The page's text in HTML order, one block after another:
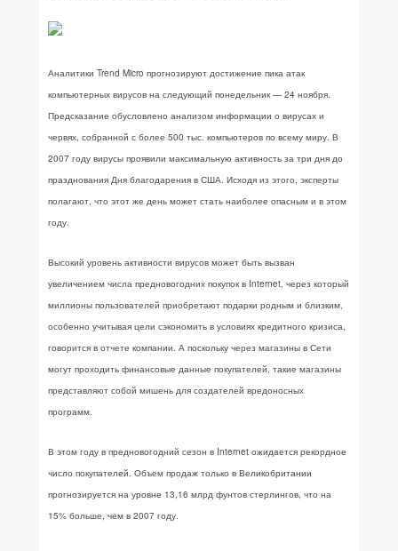
Аналитики Trend Micro прогнозируют достижение пика атак
компьютерных вирусов на следующий понедельник — 24 ноября.
Предсказание обусловлено анализом информации о вирусах и
червях, собранной с более 500 тыс. компьютеров по всему миру. В
2007 году вирусы проявили максимальную активность за три дня до
празднования Дня благодарения в США. Исходя из этого, эксперты
полагают, что этот же день может стать наиболее опасным и в этом
году.
Высокий уровень активности вирусов может быть вызван
увеличением числа предновогодних покупок в Internet, через который
миллионы пользователей приобретают подарки родным и близким,
особенно учитывая цели сэкономить в условиях кредитного кризиса,
говорится в отчете компании. А поскольку через магазины в Сети
могут проходить финансовые данные покупателей, такие магазины
представляют собой мишень для создателей вредоносных
программ.
В этом году в предновогодний сезон в Internet ожидается рекордное
число покупателей. Объем продаж только в Великобритании
прогнозируется на уровне 13,16 млрд фунтов стерлингов, что на
15% больше, чем в 2007 году.